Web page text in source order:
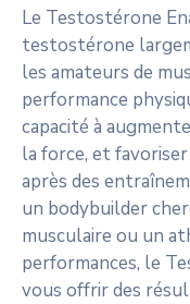
Le Testostérone
testostérone
les amateurs de
performance
capacité à
la force, et
après des
un bodybuilder
musculaire ou un
performances, le
vous offrir des